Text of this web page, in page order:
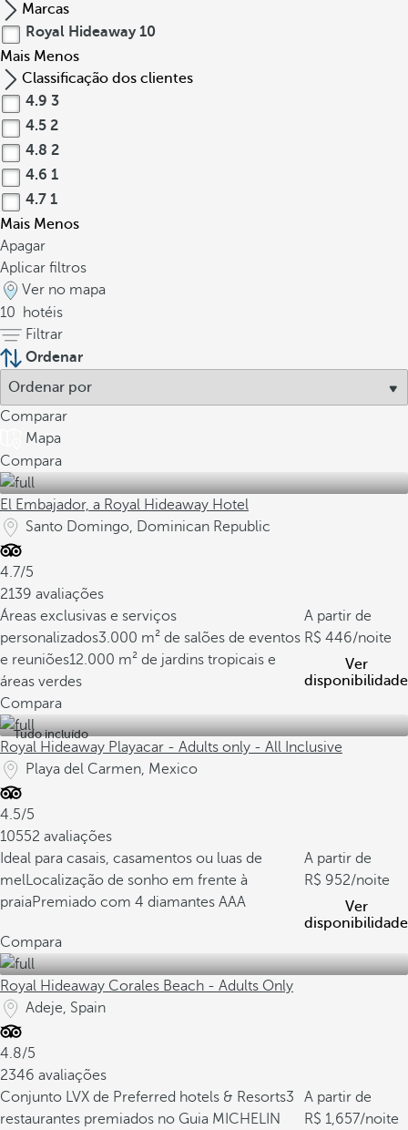
Marcas
Royal Hideaway 10
Mais Menos
Classificação dos clientes
4.9 3
4.5 2
4.8 2
4.6 1
4.7 1
Mais Menos
Apagar
Aplicar filtros
Ver no mapa
10
hotéis
Filtrar
Ordenar
Comparar
Mapa
Compara
El Embajador, a Royal Hideaway Hotel
Santo Domingo, Dominican Republic
4.7/5
2139 avaliações
Áreas exclusivas e serviços
personalizados3.000 m² de salões de eventos
e reuniões12.000 m² de jardins tropicais e
áreas verdes
A partir de
446/noite
Ver
disponibilidade
Compara
Tudo incluído
Royal Hideaway Playacar - Adults only - All Inclusive
Playa del Carmen, Mexico
4.5/5
10552 avaliações
Ideal para casais, casamentos ou luas de
melLocalização de sonho em frente à
praiaPremiado com 4 diamantes AAA
A partir de
952/noite
Ver
disponibilidade
Compara
Royal Hideaway Corales Beach - Adults Only
Adeje, Spain
4.8/5
2346 avaliações
Conjunto LVX de Preferred hotels & Resorts3
restaurantes premiados no Guia MICHELIN
A partir de
1,657/noite